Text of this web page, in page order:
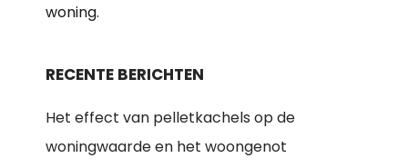
woning.
RECENTE BERICHTEN
Het effect van pelletkachels op de
woningwaarde en het woongenot